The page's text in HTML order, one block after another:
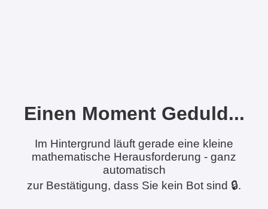
Einen Moment Geduld...
Im Hintergrund läuft gerade eine kleine
mathematische Herausforderung - ganz
automatisch
zur Bestätigung, dass Sie kein Bot sind 🔒.